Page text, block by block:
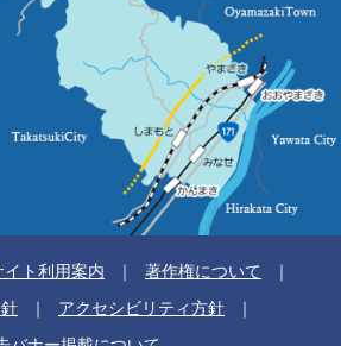
イト利用案内
著作権について
アクセシビリティ方針